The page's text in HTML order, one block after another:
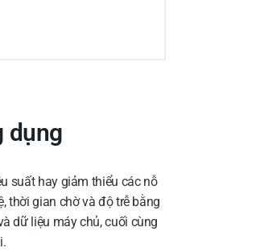
dụng
suất hay giảm thiểu các nỗ
thời gian chờ và độ trễ bằng
dữ liệu máy chủ, cuối cùng